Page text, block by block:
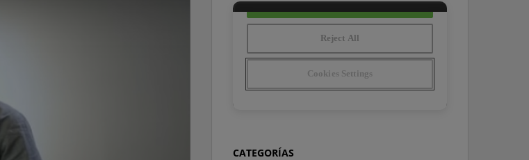
CATEGORÍAS